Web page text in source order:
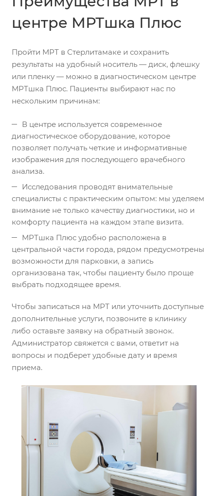
центре МРТшка Плюс
Пройти МРТ в Стерлитамаке и сохранить
результаты на удобный носитель — диск, флешку
или пленку — можно в диагностическом центре
МРТшка Плюс. Пациенты выбирают нас по
нескольким причинам:
В центре используется современное
диагностическое оборудование, которое
позволяет получать четкие и информативные
изображения для последующего врачебного
анализа.
Исследования проводят внимательные
специалисты с практическим опытом: мы уделяем
внимание не только качеству диагностики, но и
комфорту пациента на каждом этапе визита.
МРТшка Плюс удобно расположена в
центральной части города, рядом предусмотрены
возможности для парковки, а запись
организована так, чтобы пациенту было проще
выбрать подходящее время.
Чтобы записаться на МРТ или уточнить доступные
дополнительные услуги, позвоните в клинику
либо оставьте заявку на обратный звонок.
Администратор свяжется с вами, ответит на
вопросы и подберет удобные дату и время
приема.